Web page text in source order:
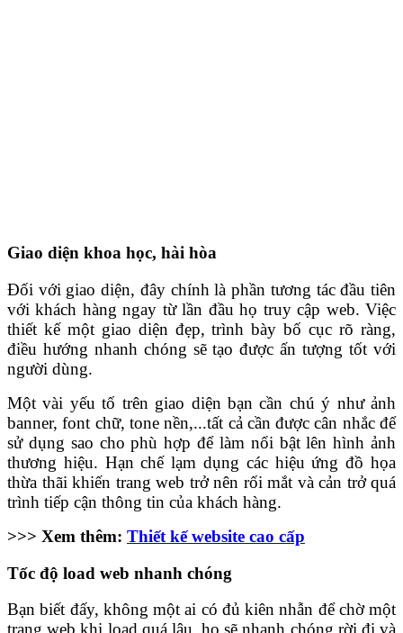
Giao diện khoa học, hài hòa
Đối với giao diện, đây chính là phần tương tác đầu tiên
với khách hàng ngay từ lần đầu họ truy cập web. Việc
thiết kế một giao diện đẹp, trình bày bố cục rõ ràng,
điều hướng nhanh chóng sẽ tạo được ấn tượng tốt với
người dùng.
Một vài yếu tố trên giao diện bạn cần chú ý như ảnh
banner, font chữ, tone nền,...tất cả cần được cân nhắc để
sử dụng sao cho phù hợp để làm nổi bật lên hình ảnh
thương hiệu. Hạn chế lạm dụng các hiệu ứng đồ họa
thừa thãi khiến trang web trở nên rối mắt và cản trở quá
trình tiếp cận thông tin của khách hàng.
>>> Xem thêm: Thiết kế website cao cấp
Tốc độ load web nhanh chóng
Bạn biết đấy, không một ai có đủ kiên nhẫn để chờ một